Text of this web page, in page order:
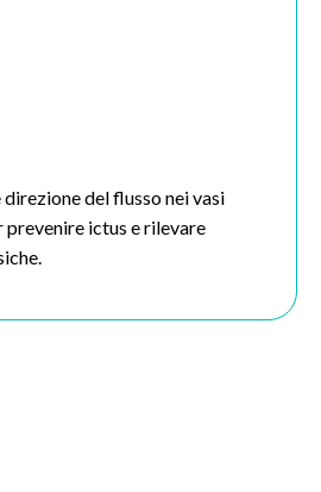
del flusso nei vasi
prevenire ictus e rilevare